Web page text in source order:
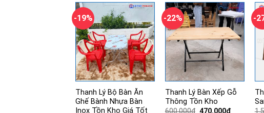
-19%
Thanh Lý Bộ Bàn Ăn
Ghế Bành Nhựa Bàn
Inox Tồn Kho Giá Tốt
-22%
Thanh Lý Bàn Xếp Gỗ
Thông Tồn Kho
600.000₫ Giá
470.000₫Giá
-